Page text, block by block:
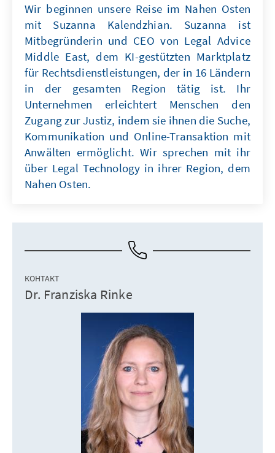
Wir beginnen unsere Reise im Nahen Osten
mit Suzanna Kalendzhian. Suzanna ist
Mitbegründerin und CEO von Legal Advice
Middle East, dem KI-gestützten Marktplatz
für Rechtsdienstleistungen, der in 16 Ländern
in der gesamten Region tätig ist. Ihr
Unternehmen erleichtert Menschen den
Zugang zur Justiz, indem sie ihnen die Suche,
Kommunikation und Online-Transaktion mit
Anwälten ermöglicht. Wir sprechen mit ihr
über Legal Technology in ihrer Region, dem
Nahen Osten.
КОНТАКТ
Dr. Franziska Rinke